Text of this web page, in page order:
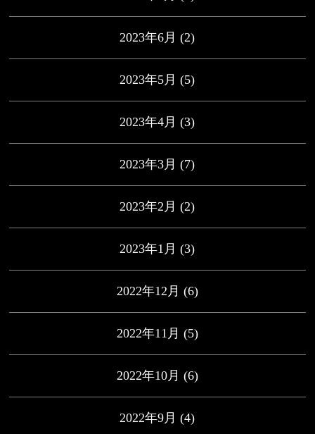
2023年6月 (2)
2023年5月 (5)
2023年4月 (3)
2023年3月 (7)
2023年2月 (2)
2023年1月 (3)
2022年12月 (6)
2022年11月 (5)
2022年10月 (6)
2022年9月 (4)